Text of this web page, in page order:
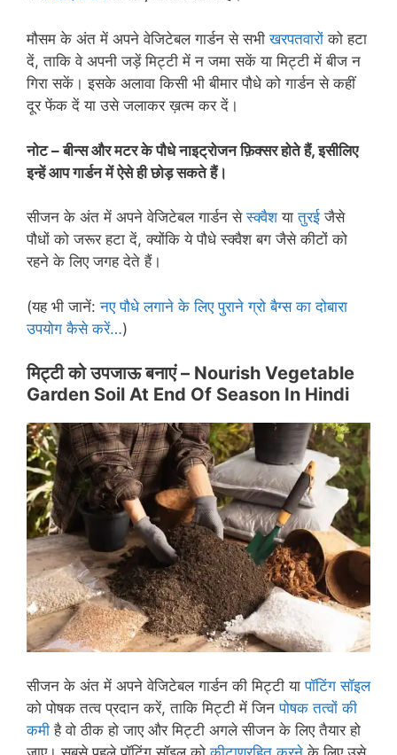
मौसम के अंत में अपने वेजिटेबल गार्डन से सभीखरपतवारों को हटा
दें, ताकि वे अपनी जड़ें मिट्टी में न जमा सकें या मिट्टी में बीज न
गिरा सकें। इसके अलावा किसी भी बीमार पौधे को गार्डन से कहीं
दूर फेंक दें या उसे जलाकर ख़त्म कर दें।
नोट – बीन्स और मटर के पौधे नाइट्रोजन फ़िक्सर होते हैं, इसीलिए
इन्हें आप गार्डन में ऐसे ही छोड़ सकते हैं।
सीजन के अंत में अपने वेजिटेबल गार्डन सेस्क्वैशयातुरई जैसे
पौधों को जरूर हटा दें, क्योंकि ये पौधे स्क्वैश बग जैसे कीटों को
रहने के लिए जगह देते हैं।
(यह भी जानें:नए पौधे लगाने के लिए पुराने ग्रो बैग्स का दोबारा
उपयोग कैसे करें…)
मिट्टी को उपजाऊ बनाएं – Nourish Vegetable
Garden Soil At End Of Season In Hindi
सीजन के अंत में अपने वेजिटेबल गार्डन की मिट्टी या पॉटिंग सॉइल
को पोषक तत्व प्रदान करें, ताकि मिट्टी में जिनपोषक तत्वों की
कमी है वो ठीक हो जाए और मिट्टी अगले सीजन के लिए तैयार हो